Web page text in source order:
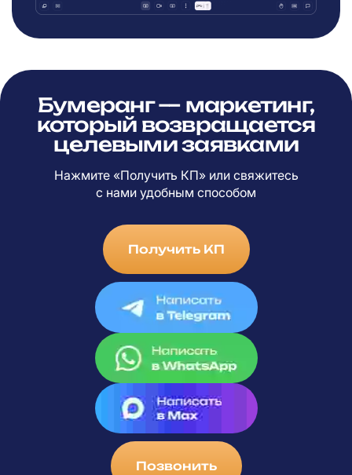
Бумеранг — маркетинг,
который возвращается
целевыми заявками
Нажмите «Получить КП» или свяжитесь
с нами удобным способом
Получить КП
Позвонить